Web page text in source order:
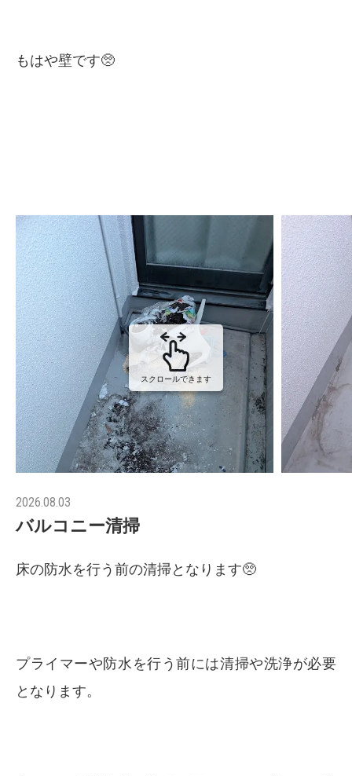
もはや壁です🥺
スクロールできます
2026.08.03
バルコニー清掃
床の防水を行う前の清掃となります🥺
プライマーや防水を行う前には清掃や洗浄が必要
となります。